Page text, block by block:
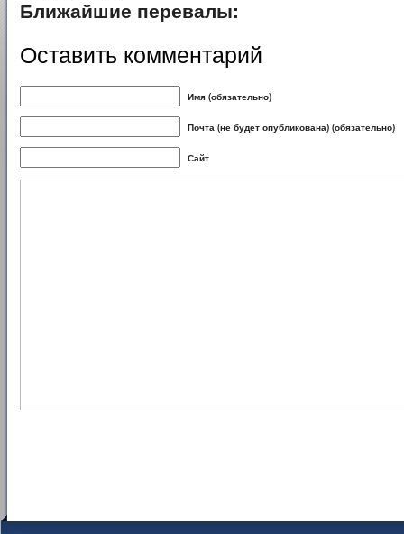
Ближайшие перевалы:
Оставить комментарий
Имя (обязательно)
Почта (не будет опубликована) (обязательно)
Сайт